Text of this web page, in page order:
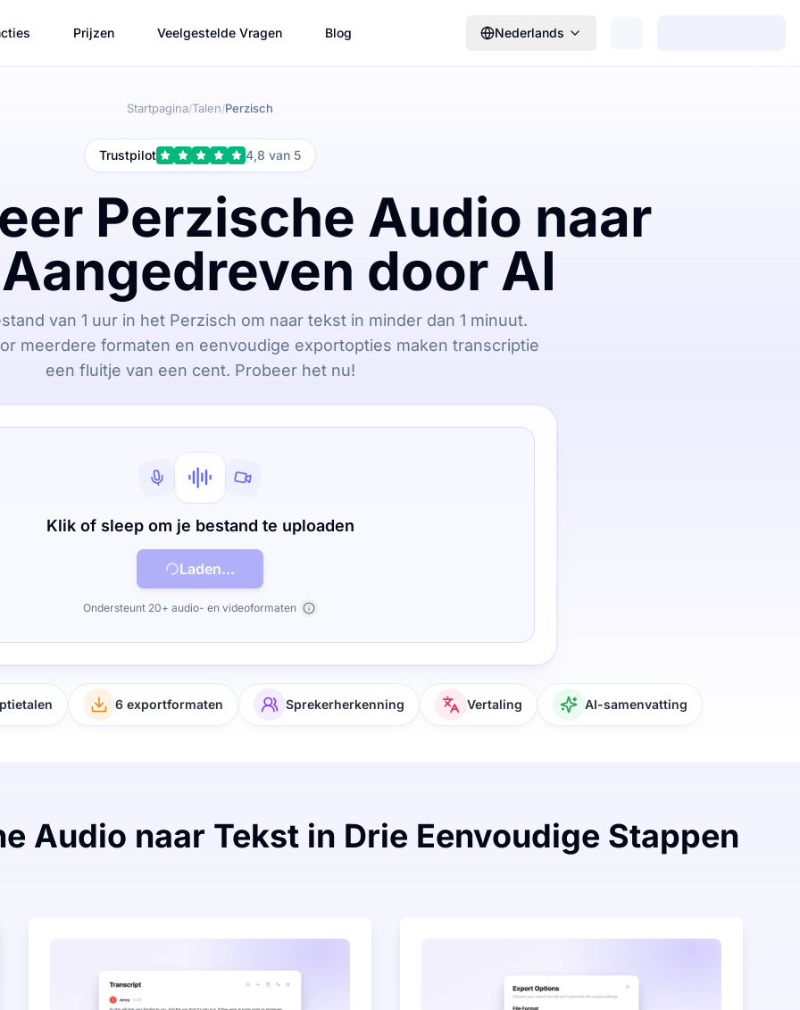
Prijzen Veelgestelde Vragen Blog Nederlands
Startpagina/Talen/Perzisch
Trustpilot 4,8 van 5
Perzische Audio naar
door AI
van 1 uur in het Perzisch om naar tekst in minder dan 1 minuut.
meerdere formaten en eenvoudige exportopties maken transcriptie
een fluitje van een cent. Probeer het nu!
Klik of sleep om je bestand te uploaden
Laden...
Ondersteunt 20+ audio- en videoformaten
6 exportformaten Sprekerherkenning Vertaling AI-samenvatting
Audio naar Tekst in Drie Eenvoudige Stappen